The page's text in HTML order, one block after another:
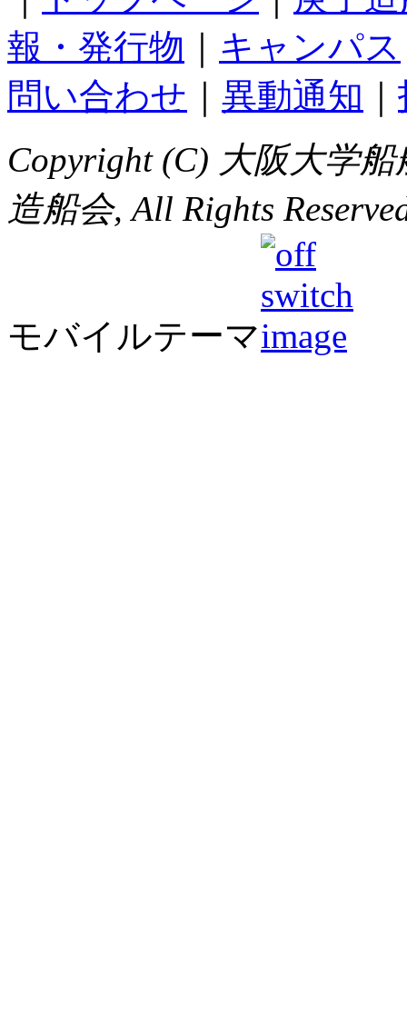
報・発行物
キャンパス
問い合わせ
異動通知
Copyright (C) 大阪大学
造船会, All Rights
モバイルテーマ